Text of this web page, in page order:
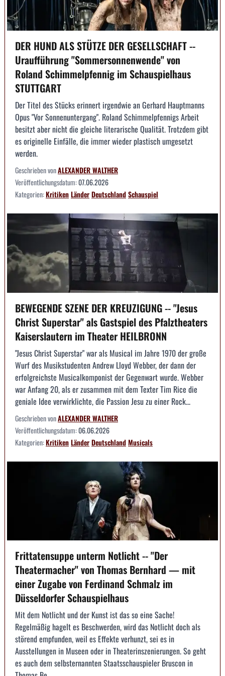
DER HUND ALS STÜTZE DER GESELLSCHAFT --
Uraufführung "Sommersonnenwende" von
Roland Schimmelpfennig im Schauspielhaus
STUTTGART
Der Titel des Stücks erinnert irgendwie an Gerhard Hauptmanns
Opus "Vor Sonnenuntergang". Roland Schimmelpfennigs Arbeit
besitzt aber nicht die gleiche literarische Qualität. Trotzdem gibt
es originelle Einfälle, die immer wieder plastisch umgesetzt
werden.
Geschrieben vonALEXANDER WALTHER
Veröffentlichungsdatum:07.06.2026
Kategorien:KritikenLänderDeutschlandSchauspiel
BEWEGENDE SZENE DER KREUZIGUNG -- "Jesus
Christ Superstar" als Gastspiel des Pfalztheaters
Kaiserslautern im Theater HEILBRONN
"Jesus Christ Superstar" war als Musical im Jahre 1970 der große
Wurf des Musikstudenten Andrew Lloyd Webber, der dann der
erfolgreichste Musicalkomponist der Gegenwart wurde. Webber
war Anfang 20, als er zusammen mit dem Texter Tim Rice die
geniale Idee verwirklichte, die Passion Jesu zu einer Rock...
Geschrieben vonALEXANDER WALTHER
Veröffentlichungsdatum:06.06.2026
Kategorien:KritikenLänderDeutschlandMusicals
Frittatensuppe unterm Notlicht -- "Der
Theatermacher" von Thomas Bernhard — mit
einer Zugabe von Ferdinand Schmalz im
Düsseldorfer Schauspielhaus
Mit dem Notlicht und der Kunst ist das so eine Sache!
Regelmäßig hagelt es Beschwerden, wird das Notlicht doch als
störend empfunden, weil es Effekte verhunzt, sei es in
Ausstellungen in Museen oder in Theaterinszenierungen. So geht
es auch dem selbsternannten Staatsschauspieler Bruscon in